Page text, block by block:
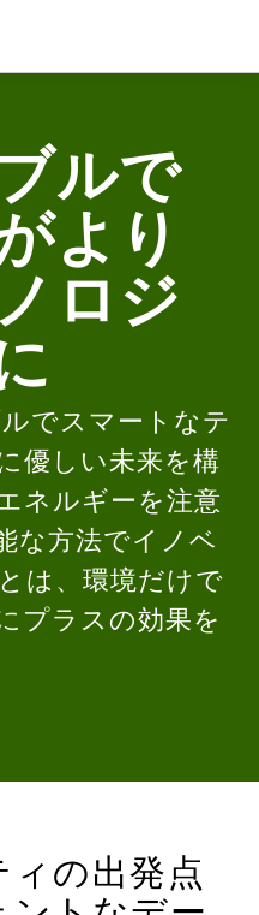
ルで
より
ロジ
でスマートなテ
優しい未来を構
ネルギーを注意
な方法でイノベ
は、環境だけで
プラスの効果を
の出発点